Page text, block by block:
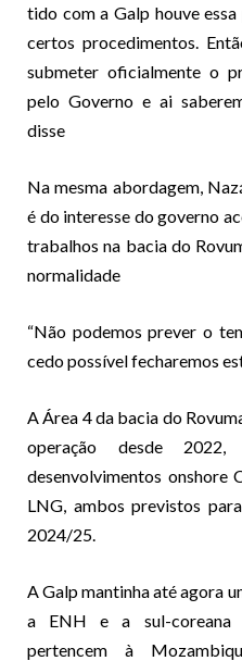
tido com a Galp houve
certos procedimentos.
submeter oficialmente o
pelo Governo e ai
disse
Na mesma abordagem,
é do interesse do governo
trabalhos na bacia do
normalidade
“Não podemos prever o
cedo possível fecharemos
A Área 4 da bacia do
operação desde
desenvolvimentos onshore
LNG, ambos previstos
2024/25.
A Galp mantinha até agora
a ENH e a sul-coreana
pertencem à